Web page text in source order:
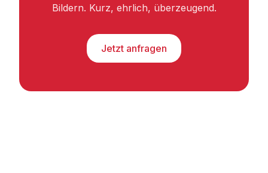
Bildern. Kurz, ehrlich, überzeugend.
Jetzt anfragen